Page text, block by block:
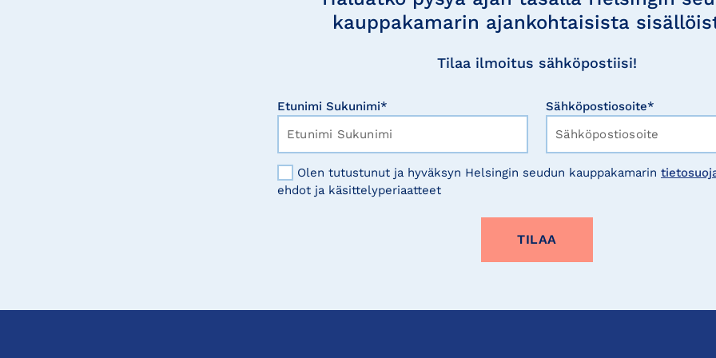
kauppakamarin ajankohtaisista
Tilaa ilmoitus sähköpostiisi!
Etunimi Sukunimi* Sähköpostiosoite*
Olen tutustunut ja hyväksyn Helsingin seudun kauppakamarin
ehdot ja käsittelyperiaatteet